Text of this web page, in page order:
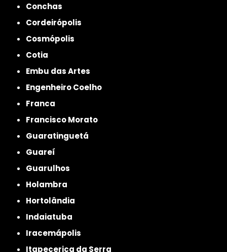
Conchas
Cordeirópolis
Cosmópolis
Cotia
Embu das Artes
Engenheiro Coelho
Franca
Francisco Morato
Guaratinguetá
Guareí
Guarulhos
Holambra
Hortolândia
Indaiatuba
Iracemápolis
Itapecerica da Serra